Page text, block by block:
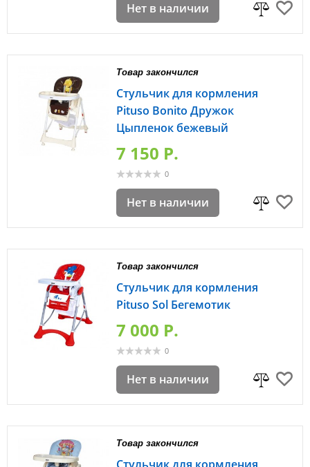
Нет в наличии
Товар закончился
Стульчик для кормления
Pituso Bonito Дружок
Цыпленок бежевый
7 150 P.
0
Нет в наличии
Товар закончился
Стульчик для кормления
Pituso Sol Бегемотик
7 000 P.
0
Нет в наличии
Товар закончился